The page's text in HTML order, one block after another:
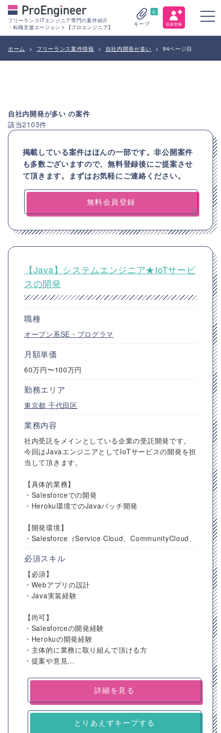
フリーランスITエンジニア専門の案件紹介
・転職支援エージェント【プロエンジニア】
0
キープ
ホーム > フリーランス案件情報 > 自社内開発が多い > 94ページ目
自社内開発が多いの案件
該当2103件
掲載している案件はほんの一部です。非公開案件
も多数ございますので、無料登録後にご提案させ
て頂きます。まずはお気軽にご連絡ください。
無料会員登録
【Java】システムエンジニア★IoTサービ
スの開発
職種
オープン系SE・プログラマ
月額単価
60万円〜100万円
勤務エリア
東京都 千代田区
業務内容
社内受託をメインとしている企業の受託開発です。
今回はJavaエンジニアとしてIoTサービスの開発を担
当して頂きます。
【具体的業務】
・Salesforceでの開発
・Heroku環境でのJavaバッチ開発
【開発環境】
・Salesforce（Service Cloud、CommunityCloud、
必須スキル
【必須】
・Webアプリの設計
・Java実装経験
【尚可】
・Salesforceの開発経験
・Herokuの開発経験
・主体的に業務に取り組んで頂ける方
・提案や意見...
詳細を見る
とりあえずキープする